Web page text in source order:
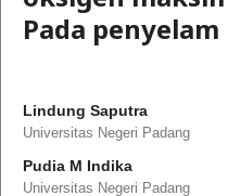
Pada penyelam
Lindung Saputra
Universitas Negeri Padang
Pudia M Indika
Universitas Negeri Padang